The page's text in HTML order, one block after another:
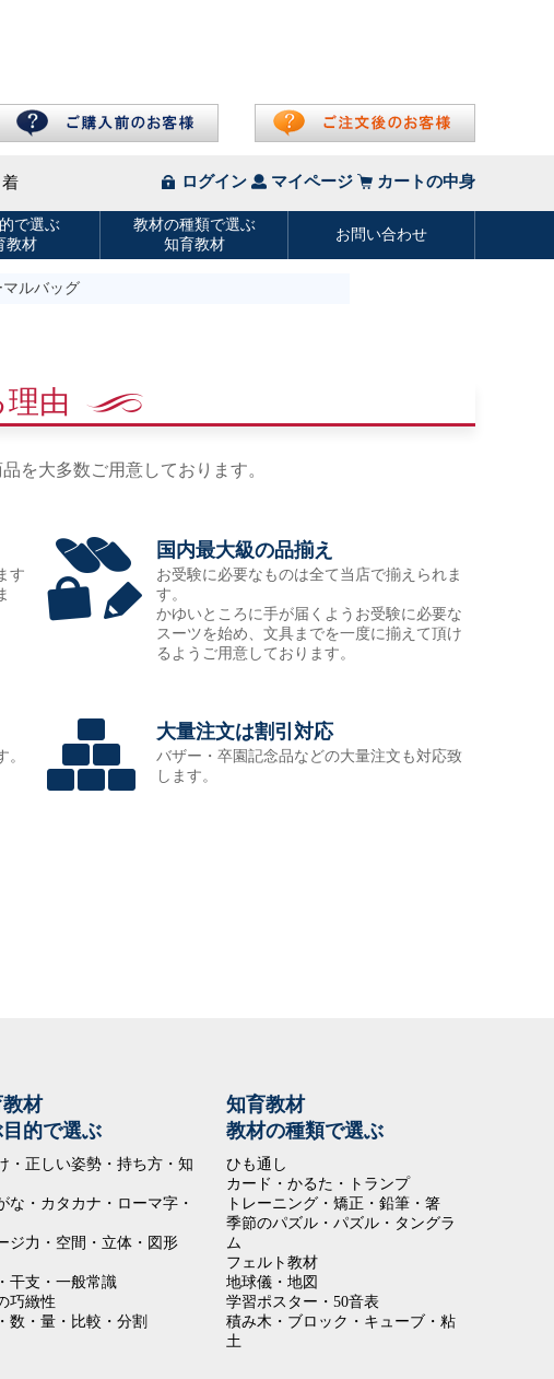
ルバッグ
由
を大多数ご用意しております。
す
国内最大級の品揃え
お受験に必要なものは全て当店で揃えられま
す。
かゆいところに手が届くようお受験に必要な
スーツを始め、文具までを一度に揃えて頂け
るようご用意しております。
大量注文は割引対応
バザー・卒園記念品などの大量注文も対応致
します。